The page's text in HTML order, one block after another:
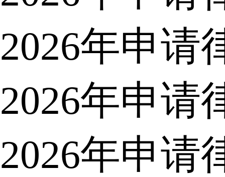
2026年申请
2026年申请
2026年申请